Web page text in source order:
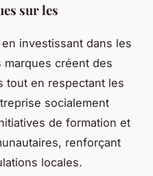
sur les
investissant dans les
marques créent des
tout en respectant les
socialement
de formation et
renforçant
locales.